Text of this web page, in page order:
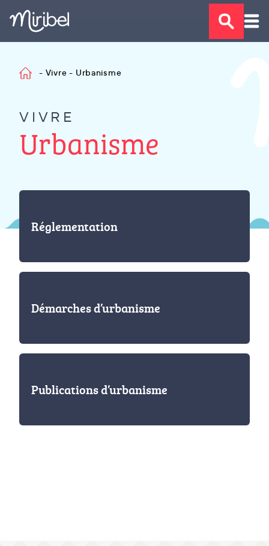
- Vivre - Urbanisme
VIVRE
Urbanisme
Réglementation
Démarches d’urbanisme
Publications d’urbanisme